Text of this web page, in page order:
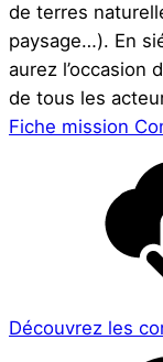
de terres
paysage…). En
aurez l’occasion
de tous les
Fiche mission
Découvrez les